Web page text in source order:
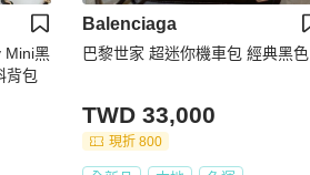
Mini黑
背包
Balenciaga
巴黎世家 超迷你機車包 經典黑色
TWD 33,000
現折 800